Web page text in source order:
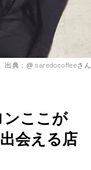
出典：@saredocoffeeさん
ンここが
会える店